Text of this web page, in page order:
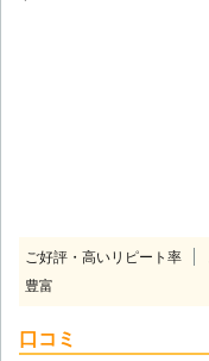
ご好評・高いリピート率
豊富
口コミ